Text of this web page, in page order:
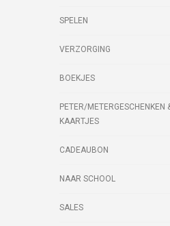
SPELEN
VERZORGING
BOEKJES
PETER/METERGESCHENKEN
KAARTJES
CADEAUBON
NAAR SCHOOL
SALES